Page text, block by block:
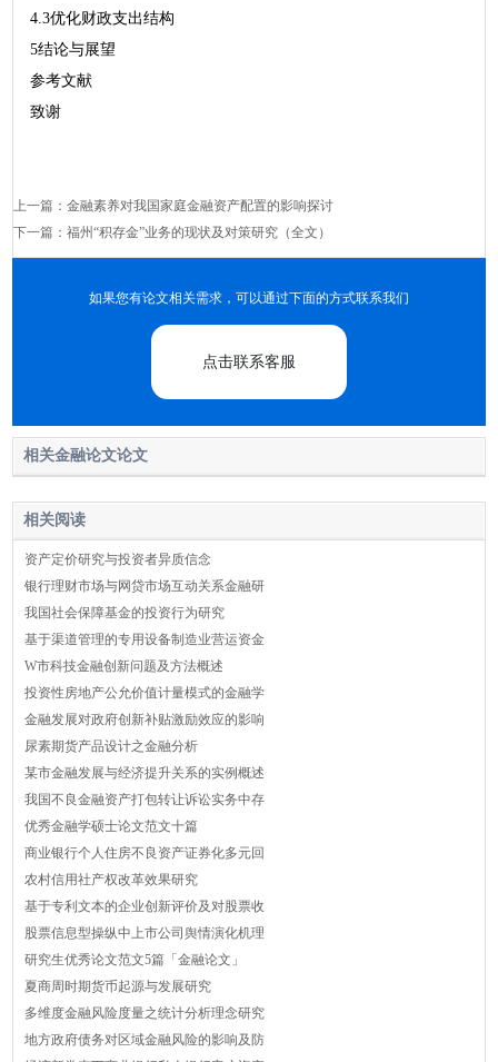
4.3优化财政支出结构
5结论与展望
参考文献
致谢
上一篇：金融素养对我国家庭金融资产配置的影响探讨
下一篇：福州“积存金”业务的现状及对策研究（全文）
如果您有论文相关需求，可以通过下面的方式联系我们
点击联系客服
相关金融论文论文
相关阅读
资产定价研究与投资者异质信念
银行理财市场与网贷市场互动关系金融研
我国社会保障基金的投资行为研究
基于渠道管理的专用设备制造业营运资金
W市科技金融创新问题及方法概述
投资性房地产公允价值计量模式的金融学
金融发展对政府创新补贴激励效应的影响
尿素期货产品设计之金融分析
某市金融发展与经济提升关系的实例概述
我国不良金融资产打包转让诉讼实务中存
优秀金融学硕士论文范文十篇
商业银行个人住房不良资产证券化多元回
农村信用社产权改革效果研究
基于专利文本的企业创新评价及对股票收
股票信息型操纵中上市公司舆情演化机理
研究生优秀论文范文5篇「金融论文」
夏商周时期货币起源与发展研究
多维度金融风险度量之统计分析理念研究
地方政府债务对区域金融风险的影响及防